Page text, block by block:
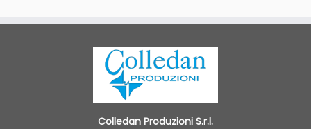
Colledan Produzioni S.r.l.